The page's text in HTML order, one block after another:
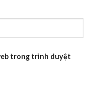
trong trình duyệt